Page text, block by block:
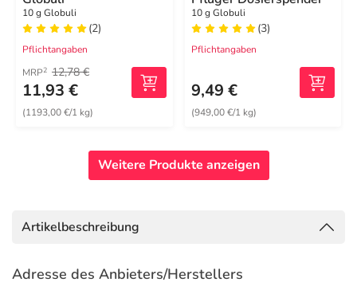
10 g Globuli
(2)
Pflichtangaben
MRP2 12,78 €
11,93 €
(1193,00 €/1 kg)
10 g Globuli
(3)
Pflichtangaben
9,49 €
(949,00 €/1 kg)
Weitere Produkte anzeigen
Artikelbeschreibung
Adresse des Anbieters/Herstellers